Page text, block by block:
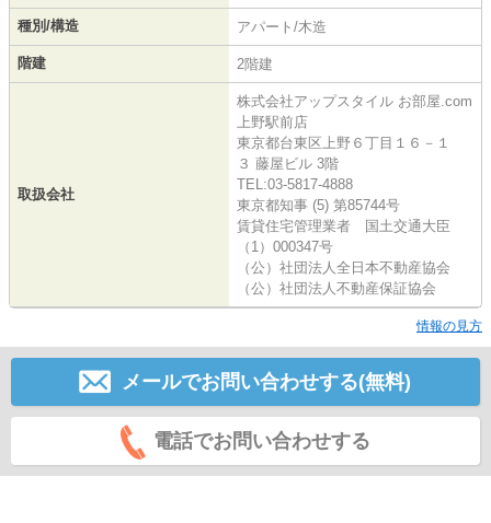
種別/構造 アパート/木造
階建 2階建
取扱会社
株式会社アップスタイル お部屋.com
上野駅前店
東京都台東区上野６丁目１６－１
３ 藤屋ビル 3階
TEL:03-5817-4888
東京都知事 (5) 第85744号
賃貸住宅管理業者 国土交通大臣
（1）000347号
（公）社団法人全日本不動産協会
（公）社団法人不動産保証協会
情報の見方
メールでお問い合わせする(無料)
電話でお問い合わせする